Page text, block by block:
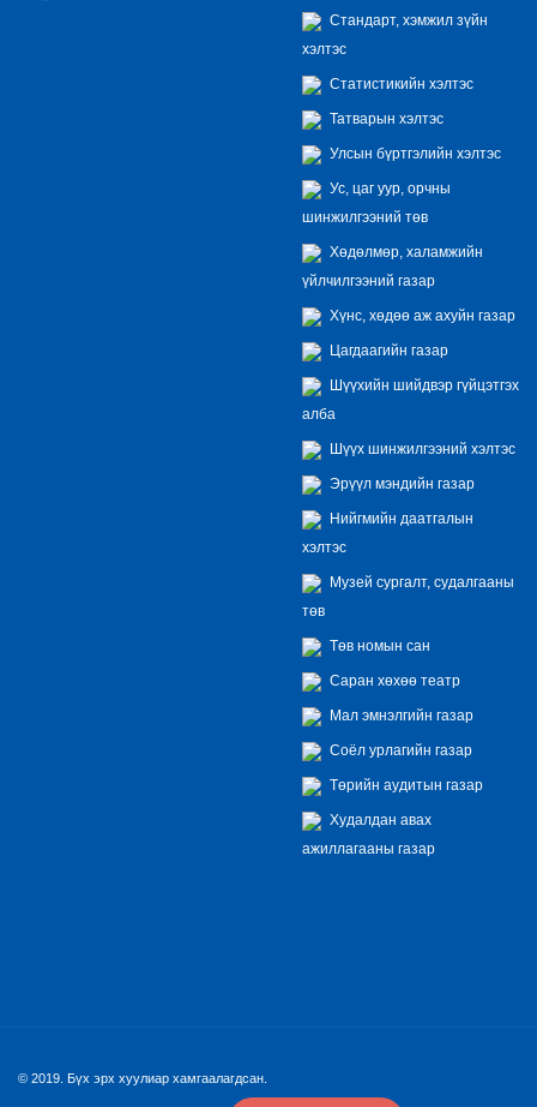
Стандарт, хэмжил зүйн
хэлтэс
Статистикийн хэлтэс
Татварын хэлтэс
Улсын бүртгэлийн хэлтэс
Ус, цаг уур, орчны
шинжилгээний төв
Хөдөлмөр, халамжийн
үйлчилгээний газар
Хүнс, хөдөө аж ахуйн газар
Цагдаагийн газар
Шүүхийн шийдвэр гүйцэтгэх
алба
Шүүх шинжилгээний хэлтэс
Эрүүл мэндийн газар
Нийгмийн даатгалын
хэлтэс
Музей сургалт, судалгааны
төв
Төв номын сан
Саран хөхөө театр
Мал эмнэлгийн газар
Соёл урлагийн газар
Төрийн аудитын газар
Худалдан авах
ажиллагааны газар
© 2019. Бүх эрх хуулиар хамгаалагдсан.